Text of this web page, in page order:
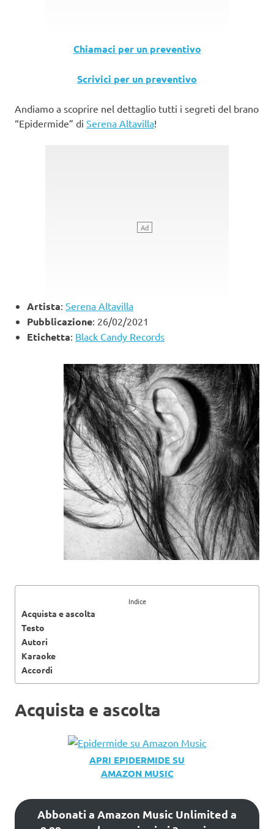
Chiamaci per un preventivo
Scrivici per un preventivo
Andiamo a scoprire nel dettaglio tutti i segreti del brano
“Epidermide” di Serena Altavilla!
Artista: Serena Altavilla
Pubblicazione: 26/02/2021
Etichetta: Black Candy Records
Indice
Acquista e ascolta
Testo
Autori
Karaoke
Accordi
Acquista e ascolta
APRI EPIDERMIDE SU
AMAZON MUSIC
Abbonati a Amazon Music Unlimited a